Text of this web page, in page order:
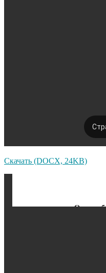
Скачать (DOCX, 24KB)